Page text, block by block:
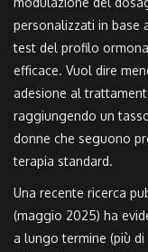
personalizzati in base
test del profilo
efficace. Vuol dire
adesione al
raggiungendo un
donne che seguono
terapia standard.
Una recente ricerca
(maggio 2025) ha
a lungo termine (più